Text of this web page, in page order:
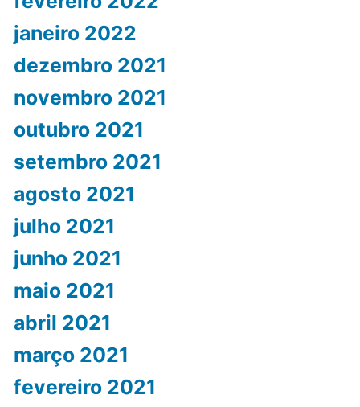
janeiro 2022
dezembro 2021
novembro 2021
outubro 2021
setembro 2021
agosto 2021
julho 2021
junho 2021
maio 2021
abril 2021
março 2021
fevereiro 2021